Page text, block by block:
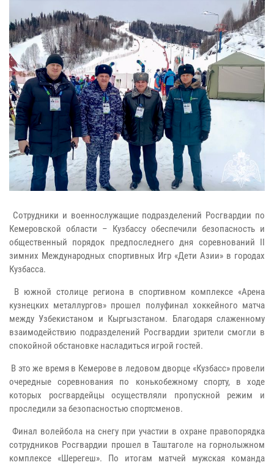
Сотрудники и военнослужащие подразделений Росгвардии по
Кемеровской области – Кузбассу обеспечили безопасность и
общественный порядок предпоследнего дня соревнований II
зимних Международных спортивных Игр «Дети Азии» в городах
Кузбасса.
В южной столице региона в спортивном комплексе «Арена
кузнецких металлургов» прошел полуфинал хоккейного матча
между Узбекистаном и Кыргызстаном. Благодаря слаженному
взаимодействию подразделений Росгвардии зрители смогли в
спокойной обстановке насладиться игрой гостей.
В это же время в Кемерове в ледовом дворце «Кузбасс» провели
очередные соревнования по конькобежному спорту, в ходе
которых росгвардейцы осуществляли пропускной режим и
проследили за безопасностью спортсменов.
Финал волейбола на снегу при участии в охране правопорядка
сотрудников Росгвардии прошел в Таштаголе на горнолыжном
комплексе «Шерегеш». По итогам матчей мужская команда